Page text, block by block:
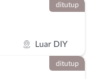
Luar DIY
ditutup
ditutup